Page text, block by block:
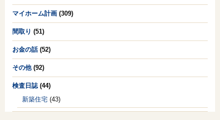
マイホーム計画 (309)
間取り (51)
お金の話(52)
その他(92)
検査日誌(44)
新築住宅 (43)